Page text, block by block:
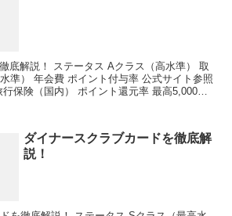
底解説！ ステータス Aクラス（高水準） 取
準） 年会費 ポイント付与率 公式サイト参照
保険（国内） ポイント還元率 最高5,000万
ダイナースクラブカードを徹底解
説！